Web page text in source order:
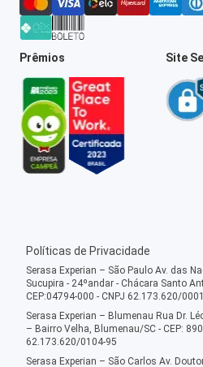
Prêmios Site
Políticas de Privacidade
Serasa Experian – São Paulo Av. das
Sucupira - 24ºandar - Chácara Santo
CEP:04794-000 - CNPJ 62.173.620/
Serasa Experian – Blumenau Rua Dr.
– Bairro Velha, Blumenau/SC - CEP:
62.173.620/0104-95
Serasa Experian – São Carlos Av.